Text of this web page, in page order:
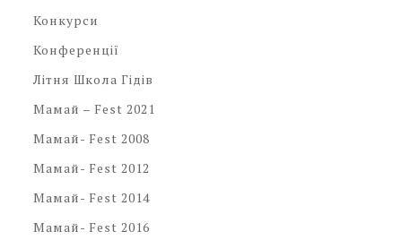
Конкурси
Конференції
Літня Школа Гідів
Мамай – Fest 2021
Мамай- Fest 2008
Мамай- Fest 2012
Мамай- Fest 2014
Мамай- Fest 2016